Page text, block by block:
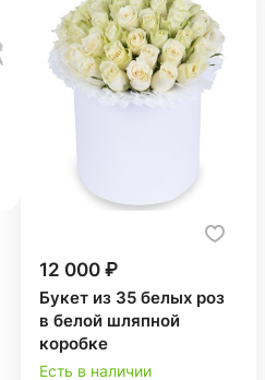
12 000 ₽
Букет из 35 белых роз
в белой шляпной
коробке
Есть в наличии